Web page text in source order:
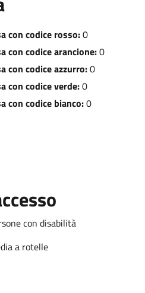
con codice rosso:0
con codice arancione:0
con codice azzurro:0
con codice verde:0
con codice bianco:0
con disabilità
a rotelle